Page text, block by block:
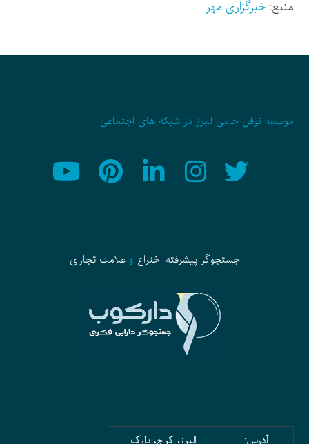
منبع:خبرگزاری مهر
موسسه نوفن حامی البرز در شبکه های اجتماعی
جستجوگر پیشرفته اختراع وعلامت تجاری
آدرس: البرز، کرج، پارک